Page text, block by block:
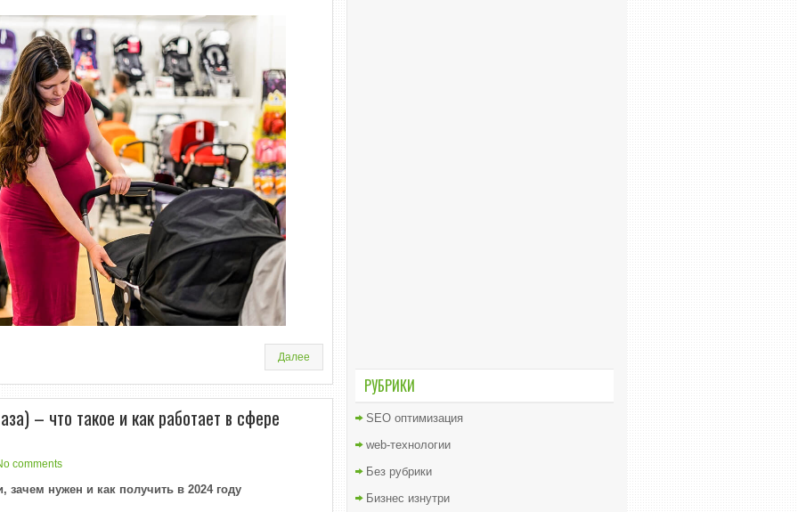
Далее
– что такое и как работает в сфере
comments
нужен и как получить в 2024 году
РУБРИКИ
SEO оптимизация
web-технологии
Без рубрики
Бизнес изнутри